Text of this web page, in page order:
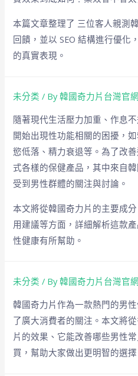
本篇文章整理了 三位客人親測
回饋，並以 SEO 結構進行優化
的真實表現。
未分类 / By韓國奇力片台灣官網
隨著現代生活壓力加重、作息
開始出現性功能相關的困擾，
慾低落、精力衰退等。為了改
式各樣的保健產品，其中來自
受到男性群體的關注與討論。
本文將從韓國奇力片的主要成
用建議等方面，詳細解析這款
性健康有所幫助。
未分类 / By韓國奇力片台灣官網
韓國奇力片作為一款熱門的男
了廣大消費者的關注。本文將
片的效果、它能改善哪些男性
買，幫助大家做出更明智的選擇